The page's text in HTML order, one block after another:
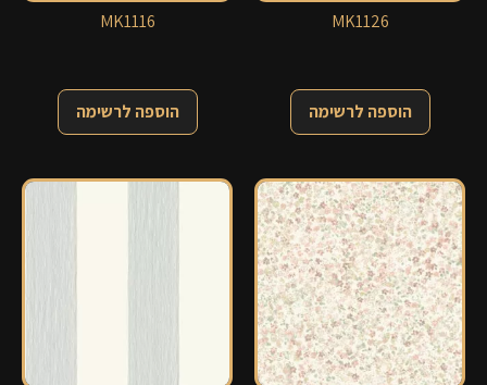
MK1126
הוספה לרשימה
MK1116
הוספה לרשימה